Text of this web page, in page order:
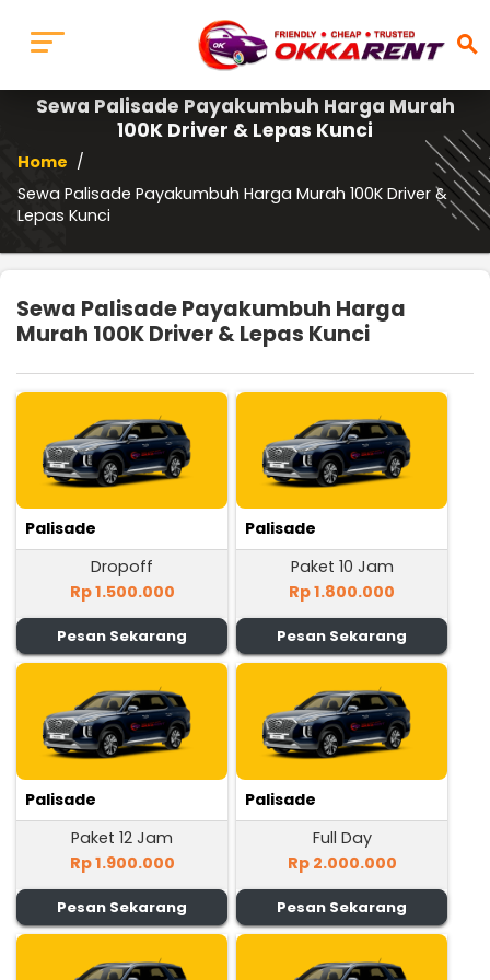
search
Sewa Palisade Payakumbuh Harga Murah
100K Driver & Lepas Kunci
Home /
Sewa Palisade Payakumbuh Harga Murah 100K Driver &
Lepas Kunci
Sewa Palisade Payakumbuh Harga
Murah 100K Driver & Lepas Kunci
Palisade
Dropoff
Rp 1.500.000
Pesan Sekarang
Palisade
Paket 10 Jam
Rp 1.800.000
Pesan Sekarang
Palisade
Paket 12 Jam
Rp 1.900.000
Pesan Sekarang
Palisade
Full Day
Rp 2.000.000
Pesan Sekarang